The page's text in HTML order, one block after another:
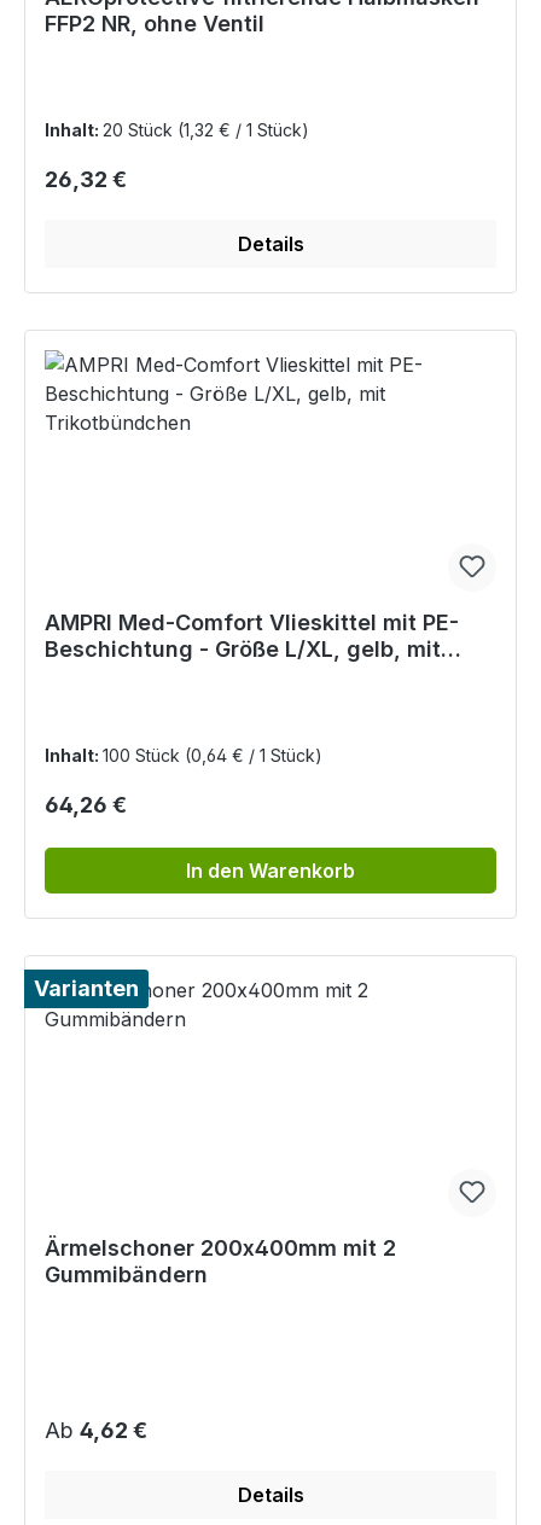
FFP2 NR, ohne Ventil
Inhalt: 20 Stück (1,32 € / 1 Stück)
Regulärer Preis:
26,32 €
Details
AMPRI Med-Comfort Vlieskittel mit PE-
Beschichtung - Größe L/XL, gelb, mit
Inhalt: 100 Stück (0,64 € / 1 Stück)
Regulärer Preis:
64,26 €
In den Warenkorb
Varianten
Ärmelschoner 200x400mm mit 2
Gummibändern
Regulärer Preis:
Ab 4,62 €
Details